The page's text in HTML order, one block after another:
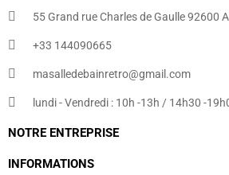
55 Grand rue Charles de Gaulle 92600
+33 144090665​
masalledebainretro@gmail.com
lundi - Vendredi : 10h -13h / 14h30 -
NOTRE ENTREPRISE
INFORMATIONS